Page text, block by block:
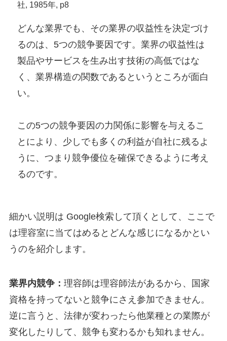
社, 1985年, p8
どんな業界でも、その業界の収益性を決定づけ
るのは、5つの競争要因です。業界の収益性は
製品やサービスを生み出す技術の高低ではな
く、業界構造の関数であるというところが面白
い。
この5つの競争要因の力関係に影響を与えるこ
とにより、少しでも多くの利益が自社に残るよ
うに、つまり競争優位を確保できるように考え
るのです。
細かい説明は Google検索して頂くとして、ここで
は理容室に当てはめるとどんな感じになるかとい
うのを紹介します。
業界内競争： 理容師は理容師法があるから、国家
資格を持ってないと競争にさえ参加できません。
逆に言うと、法律が変わったら他業種との業際が
変化したりして、競争も変わるかも知れません。